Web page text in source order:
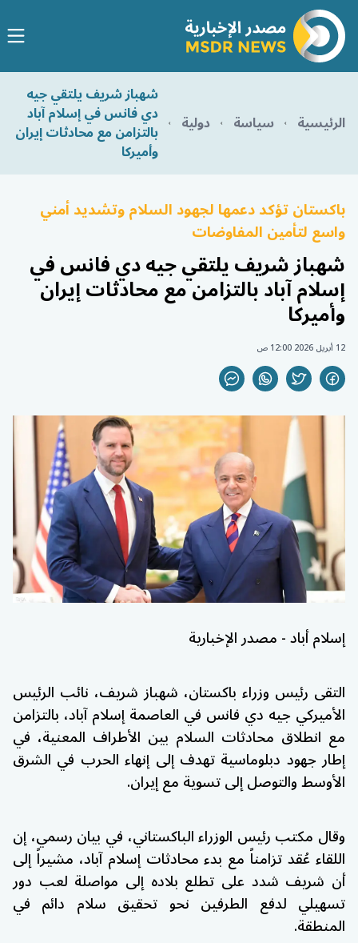
الرئيسية سياسة دولية
شهباز شريف يلتقي جيه
دي فانس في إسلام آباد
بالتزامن مع محادثات إيران
وأميركا
باكستان تؤكد دعمها لجهود السلام وتشديد أمني
واسع لتأمين المفاوضات
شهباز شريف يلتقي جيه دي فانس في
إسلام آباد بالتزامن مع محادثات إيران
وأميركا
12 أبريل 2026 12:00 ص
إسلام أباد - مصدر الإخبارية
التقى رئيس وزراء باكستان، شهباز شريف، نائب الرئيس
الأميركيجيه دي فانس في العاصمةإسلام آباد، بالتزامن
مع انطلاق محادثات السلام بين الأطراف المعنية، في
إطار جهود دبلوماسية تهدف إلى إنهاء الحرب في الشرق
الأوسط والتوصل إلى تسوية معإيران.
وقال مكتب رئيس الوزراء الباكستاني، في بيان رسمي، إن
اللقاء عُقد تزامناً مع بدء محادثات إسلام آباد، مشيراً إلى
أن شريف شدد على تطلع بلاده إلى مواصلة لعب دور
تسهيلي لدفع الطرفين نحو تحقيق سلام دائم في
المنطقة.